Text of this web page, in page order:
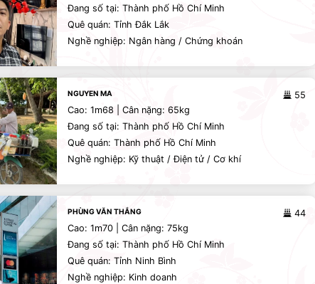
Đang số tại: Thành phố Hồ Chí Minh
Quê quán: Tỉnh Đắk Lắk
Nghề nghiệp: Ngân hàng / Chứng khoán
55
NGUYEN MA
Cao: 1m68 | Cân nặng: 65kg
Đang số tại: Thành phố Hồ Chí Minh
Quê quán: Thành phố Hồ Chí Minh
Nghề nghiệp: Kỹ thuật / Điện tử / Cơ khí
44
PHÙNG VĂN THẮNG
Cao: 1m70 | Cân nặng: 75kg
Đang số tại: Thành phố Hồ Chí Minh
Quê quán: Tỉnh Ninh Bình
Nghề nghiệp: Kinh doanh